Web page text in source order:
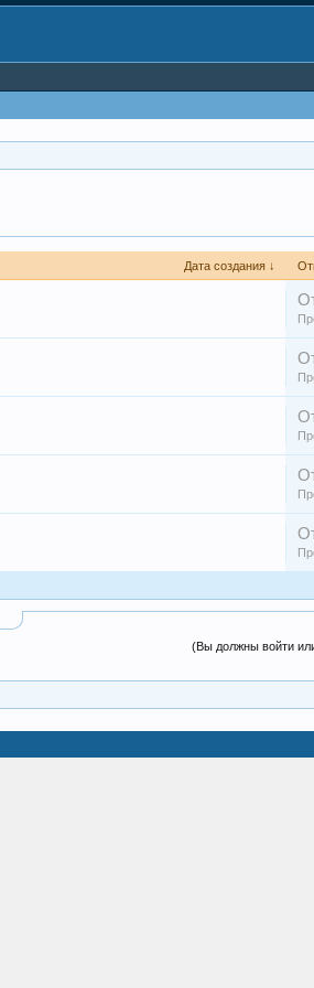
Дата создания ↓
(Вы должны войти